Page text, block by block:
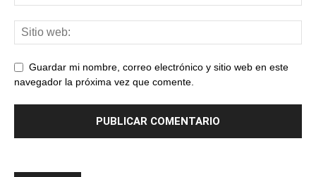
Guardar mi nombre, correo electrónico y sitio web en este
navegador la próxima vez que comente.